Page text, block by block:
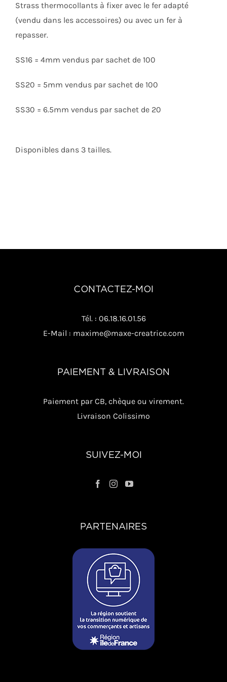
Strass thermocollants à fixer avec le fer adapté
(vendu dans les accessoires) ou avec un fer à
repasser.
SS16 = 4mm vendus par sachet de 100
SS20 = 5mm vendus par sachet de 100
SS30 = 6.5mm vendus par sachet de 20
Disponibles dans 3 tailles.
CONTACTEZ-MOI
Tél. : 06.18.16.01.56
E-Mail : maxime@maxe-creatrice.com
PAIEMENT & LIVRAISON
Paiement par CB, chèque ou virement.
Livraison Colissimo
SUIVEZ-MOI
PARTENAIRES